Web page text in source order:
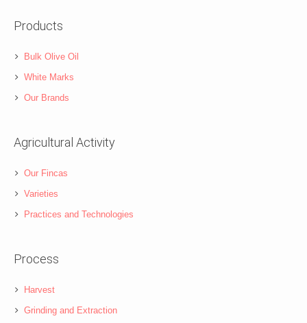
Products
Bulk Olive Oil
White Marks
Our Brands
Agricultural Activity
Our Fincas
Varieties
Practices and Technologies
Process
Harvest
Grinding and Extraction